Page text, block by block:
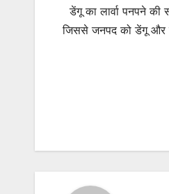
डेंगू का लार्वा पनपने की
जिससे जनपद को डेंगू और